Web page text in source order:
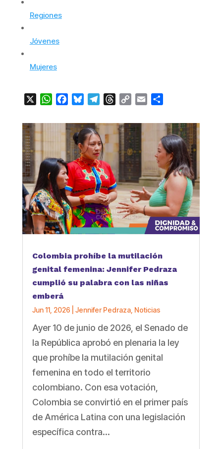
Regiones
Jóvenes
Mujeres
WhatsApp
FacebookBlueskyTelegramThreads
Copy Email
Colombia prohíbe la mutilación
genital femenina: Jennifer Pedraza
cumplió su palabra con las niñas
emberá
Jun 11, 2026 Jennifer Pedraza, Noticias
Ayer 10 de junio de 2026, el Senado de
la República aprobó en plenaria la ley
que prohíbe la mutilación genital
femenina en todo el territorio
colombiano. Con esa votación,
Colombia se convirtió en el primer país
de América Latina con una legislación
específica contra...